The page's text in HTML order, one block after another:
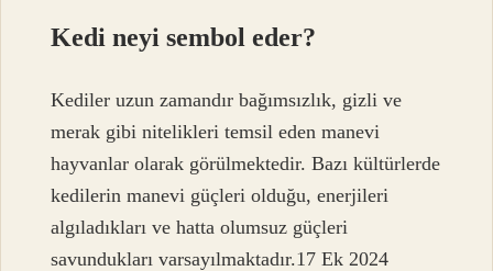
Kedi neyi sembol eder?
Kediler uzun zamandır bağımsızlık, gizli ve
merak gibi nitelikleri temsil eden manevi
hayvanlar olarak görülmektedir. Bazı kültürlerde
kedilerin manevi güçleri olduğu, enerjileri
algıladıkları ve hatta olumsuz güçleri
savundukları varsayılmaktadır.17 Ek 2024